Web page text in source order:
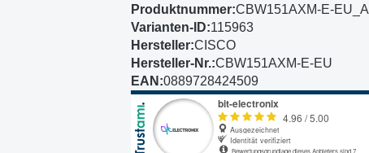
Produktnummer:CBW151AXM-E-EU_A
Varianten-ID:115963
Hersteller:CISCO
Hersteller-Nr.:CBW151AXM-E-EU
EAN:0889728424509